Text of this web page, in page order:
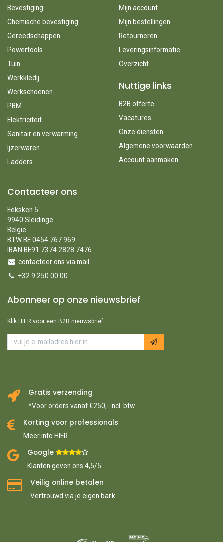
Bevestiging
Chemische bevestiging
Gereedschappen
Powertools
Tuin
Werkkledij
Werkschoenen
PBM
Elektriciteit
Sanitair en verwarming
Ijzerwaren
Ladders
Mijn account
Mijn bestellingen
Retourneren
Leveringsinformatie
Overzicht
Nuttige links
B2B offerte
Vacatures
Onze diensten
Algemene voorwaarden
Account aanmaken
Contacteer ons
Eeksken 5
9940 Sleidinge
België
BTW BE 0454.767.969
IBAN BE91 7374 2828 7476
contacteer ons via mail
+32 9 250 00 00
Abonneer op onze nieuwsbrief
Klik HIER voor een B2B nieuwsbrief
Gratis verzending
*Voor orders vanaf €250,- incl. btw
Korting voor professionals
Meer info HIER
Google ​
Klanten geven ons 4,5/5
Veilig online betalen
Vertrouwd via je eigen bank